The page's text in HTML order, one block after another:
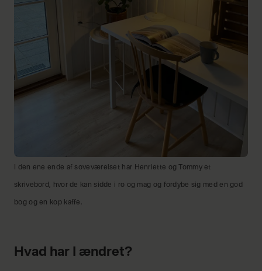
I den ene ende af soveværelset har Henriette og Tommy et
skrivebord, hvor de kan sidde i ro og mag og fordybe sig med en god
bog og en kop kaffe.
Hvad har I ændret?